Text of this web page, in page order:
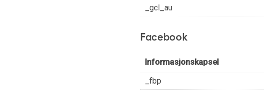
_gcl_au
Facebook
Informasjonskapsel
_fbp